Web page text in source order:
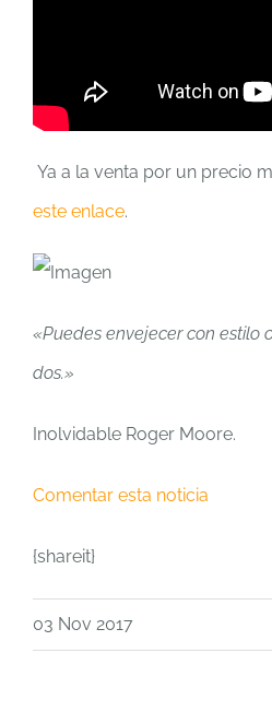
Ya a la venta por un precio
este enlace.
«Puedes envejecer con estilo
dos.»
Inolvidable Roger Moore.
Comentar esta noticia
{shareit}
03 Nov 2017